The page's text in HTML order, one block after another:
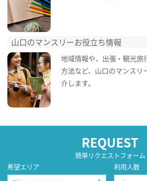
山口のマンスリーお役立ち情報
地域情報や、出張・観光旅
方法など、山口のマンスリ
介します。
REQUEST
簡単リクエストフォーム
希望エリア
利用人数